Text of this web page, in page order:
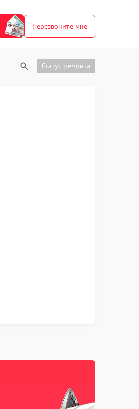
Перезвоните мне
Статус ремонта